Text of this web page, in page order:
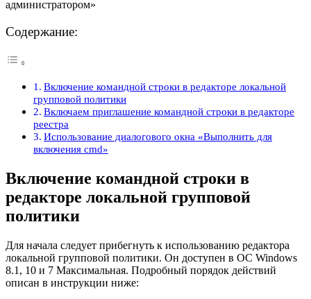
администратором»
Содержание:
Включение командной строки в редакторе локальной
групповой политики
Включаем приглашение командной строки в редакторе
реестра
Использование диалогового окна «Выполнить для
включения cmd»
Включение командной строки в
редакторе локальной групповой
политики
Для начала следует прибегнуть к использованию редактора
локальной групповой политики. Он доступен в ОС Windows
8.1, 10 и 7 Максимальная. Подробный порядок действий
описан в инструкции ниже: